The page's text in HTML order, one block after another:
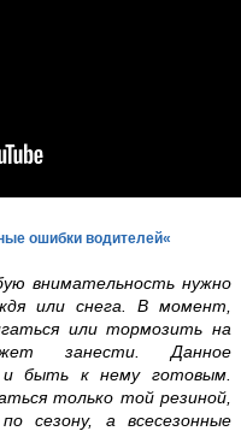
ошибки водителей«
внимательность нужно
или снега. В момент,
или тормозить на
занести. Данное
быть к нему готовым.
только той резиной,
сезону, а всесезонные